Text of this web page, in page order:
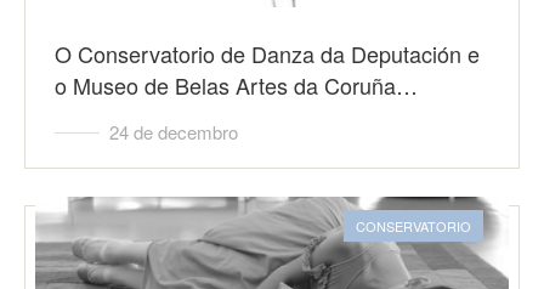
O Conservatorio de Danza da Deputación e
o Museo de Belas Artes da Coruña…
24 de decembro
CONSERVATORIO